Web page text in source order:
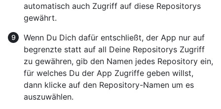
automatisch auch Zugriff auf diese Repositorys
gewährt.
Wenn Du Dich dafür entschließt, der App nur auf
begrenzte statt auf all Deine Repositorys Zugriff
zu gewähren, gib den Namen jedes Repository ein,
für welches Du der App Zugriffe geben willst,
dann klicke auf den Repository-Namen um es
auszuwählen.